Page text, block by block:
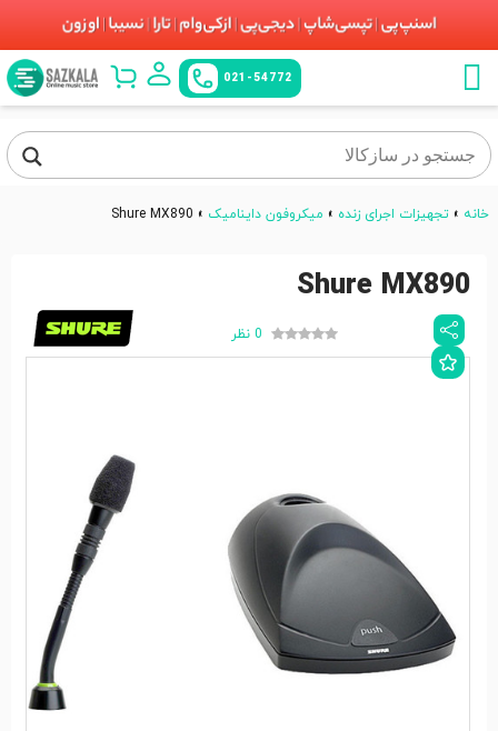
021-54772
خانه » تجهیزات اجرای زنده » میکروفون داینامیک »
Shure MX890
Shure MX890
0 نظر